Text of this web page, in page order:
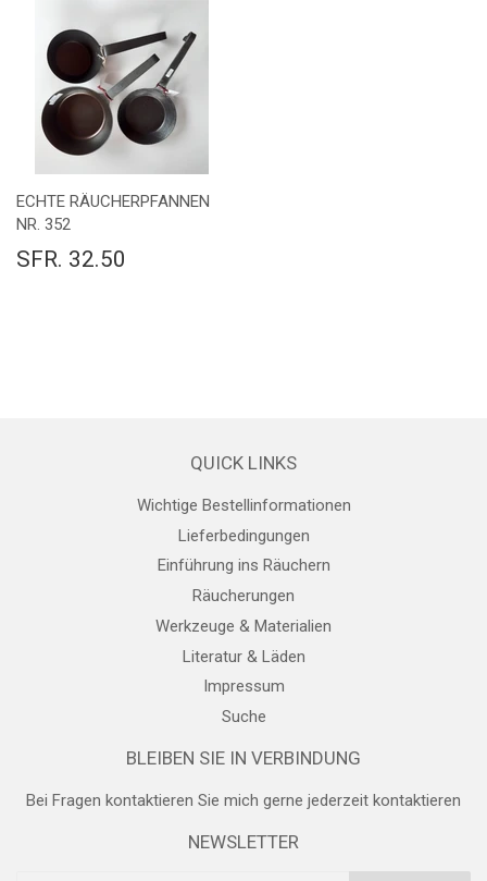
ECHTE RÄUCHERPFANNEN
NR. 352
SFR. 32.50
QUICK LINKS
Wichtige Bestellinformationen
Lieferbedingungen
Einführung ins Räuchern
Räucherungen
Werkzeuge & Materialien
Literatur & Läden
Impressum
Suche
BLEIBEN SIE IN VERBINDUNG
Bei Fragen kontaktieren Sie mich gerne jederzeit kontaktieren
NEWSLETTER